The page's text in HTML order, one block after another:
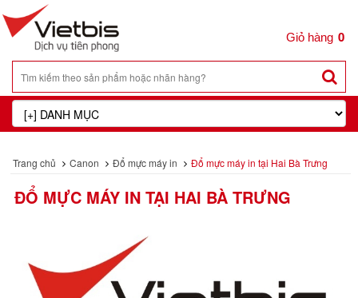
0
Trang chủ Canon Đổ mực máy in Đổ mực máy in tại Hai Bà Trưng
ĐỔ MỰC MÁY IN TẠI HAI BÀ TRƯNG